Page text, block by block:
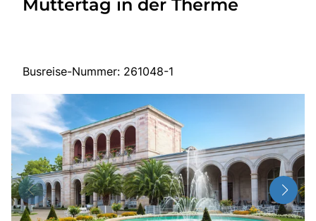
Service
Start
Busreisen
Bus mieten
Über Bus dich weg!
Radio
Muttertag in der Therme
Busreise-Nummer: 261048-1